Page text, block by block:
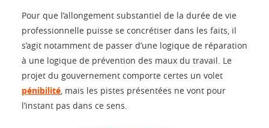
Pour que l’allongement substantiel de la durée de vie
professionnelle puisse se concrétiser dans les faits, il
s’agit notamment de passer d’une logique de réparation
à une logique de prévention des maux du travail. Le
projet du gouvernement comporte certes un volet
pénibilité , mais les pistes présentées ne vont pour
l’instant pas dans ce sens.